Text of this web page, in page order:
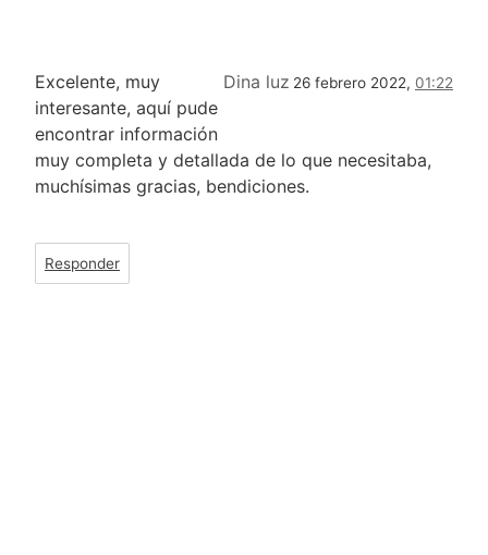
Dina luz 26 febrero 2022, 01:22
Excelente, muy
interesante, aquí pude
encontrar información
muy completa y detallada de lo que necesitaba,
muchísimas gracias, bendiciones.
Responder